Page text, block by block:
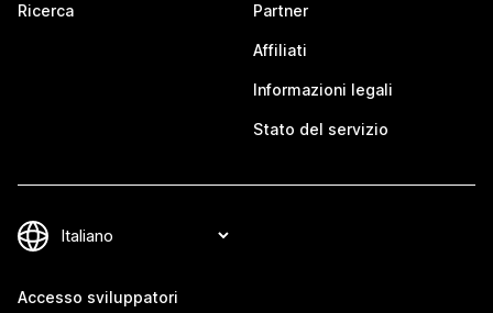
Ricerca Partner
Affiliati
Informazioni legali
Stato del servizio
Accesso sviluppatori